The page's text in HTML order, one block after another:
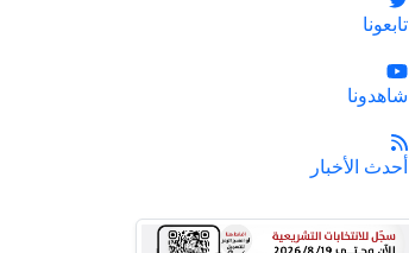
تابعونا
شاهدونا
أحدث الأخبار